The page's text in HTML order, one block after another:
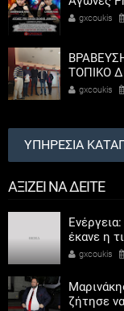
gxcoukis
ΤΟΠΙΚΟ
gxcoukis
ΥΠΗΡΕΣΙΑ
ΑΞΙΖΕΙ ΝΑ ΔΕΙΤΕ
έκανε η
gxcoukis
ζήτησε